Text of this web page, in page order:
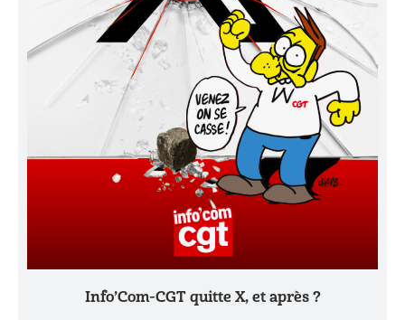
Info’Com-CGT quitte X, et après ?